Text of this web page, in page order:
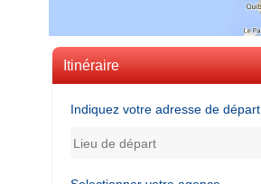
Itinéraire
Indiquez votre adresse de départ